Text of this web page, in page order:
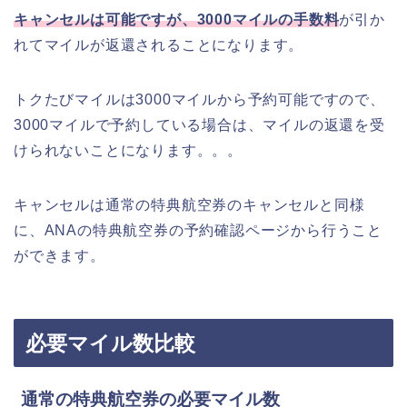
キャンセルは可能ですが、3000マイルの手数料が引か
れてマイルが返還されることになります。
トクたびマイルは3000マイルから予約可能ですので、
3000マイルで予約している場合は、マイルの返還を受
けられないことになります。。。
キャンセルは通常の特典航空券のキャンセルと同様
に、ANAの特典航空券の予約確認ページから行うこと
ができます。
必要マイル数比較
通常の特典航空券の必要マイル数